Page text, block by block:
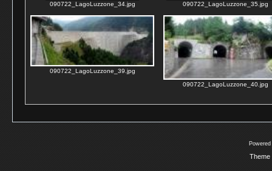
090722_LagoLuzzone_34.jpg 090722_LagoLuzzone_35.jpg
090722_LagoLuzzone_39.jpg
090722_LagoLuzzone_40.jpg
Theme